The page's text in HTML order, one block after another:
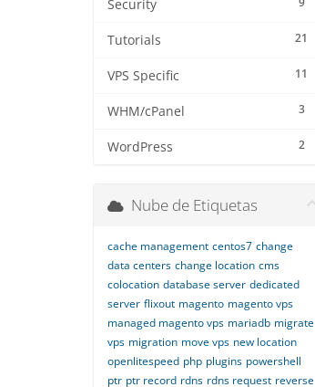
Security
21
Tutorials
11
VPS Specific
3
WHM/cPanel
2
WordPress
Nube de Etiquetas
cache management centos7 change
data centers change location cms
colocation database server dedicated
server flixout magento magento vps
managed magento vps mariadb migrate
vps migration move vps new location
openlitespeed php plugins powershell
ptr ptr record rdns rdns request reverse